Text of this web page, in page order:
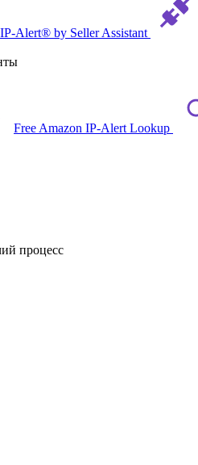
IP-Alert® by Seller Assistant
Free Amazon IP-Alert Lookup
процесс